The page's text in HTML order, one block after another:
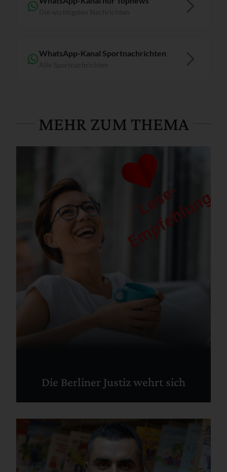
WhatsApp-Kanal Sportnachrichten
MEHR ZUM THEMA
Die Berliner Justiz wehrt sich